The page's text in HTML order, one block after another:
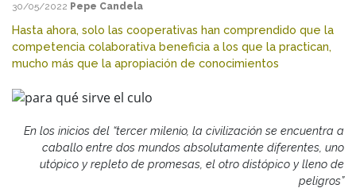
30/05/2022 Pepe Candela
Hasta ahora, solo las cooperativas han comprendido que la
competencia colaborativa beneficia a los que la practican,
mucho más que la apropiación de conocimientos
En los inicios del “tercer milenio, la civilización se encuentra a
caballo entre dos mundos absolutamente diferentes, uno
utópico y repleto de promesas, el otro distópico y lleno de
peligros”